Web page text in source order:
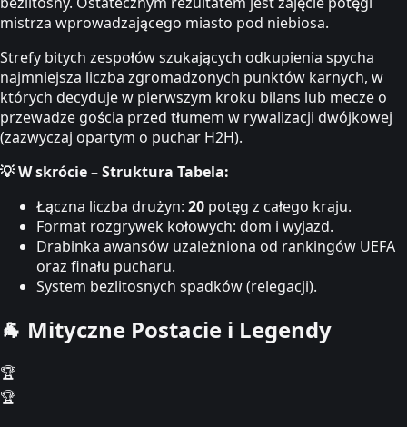
mistrza wprowadzającego miasto pod niebiosa.
Strefy bitych zespołów szukających odkupienia spycha
najmniejsza liczba zgromadzonych punktów karnych, w
których decyduje w pierwszym kroku bilans lub mecze o
przewadze gościa przed tłumem w rywalizacji dwójkowej
(zazwyczaj opartym o puchar H2H).
💡 W skrócie – Struktura Tabela:
Łączna liczba drużyn: 20 potęg z całego kraju.
Format rozgrywek kołowych: dom i wyjazd.
Drabinka awansów uzależniona od rankingów UEFA
oraz finału pucharu.
System bezlitosnych spadków (relegacji).
🐐 Mityczne Postacie i Legendy
🏆
🏆